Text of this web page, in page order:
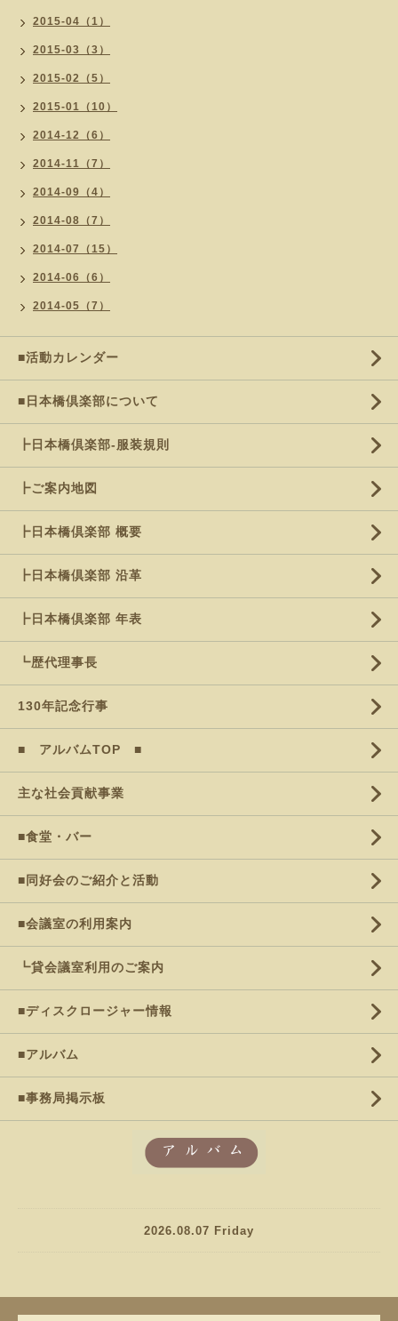
2015-04（1）
2015-03（3）
2015-02（5）
2015-01（10）
2014-12（6）
2014-11（7）
2014-09（4）
2014-08（7）
2014-07（15）
2014-06（6）
2014-05（7）
■活動カレンダー
■日本橋倶楽部について
┣日本橋倶楽部-服装規則
┣ご案内地図
┣日本橋倶楽部 概要
┣日本橋倶楽部 沿革
┣日本橋倶楽部 年表
┗歴代理事長
130年記念行事
■ アルバムTOP ■
主な社会貢献事業
■食堂・バー
■同好会のご紹介と活動
■会議室の利用案内
┗貸会議室利用のご案内
■ディスクロージャー情報
■アルバム
■事務局掲示板
2026.08.07 Friday